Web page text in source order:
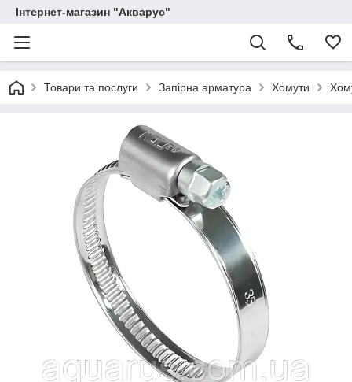
Інтернет-магазин "Акварус"
Товари та послуги Запірна арматура Хомути